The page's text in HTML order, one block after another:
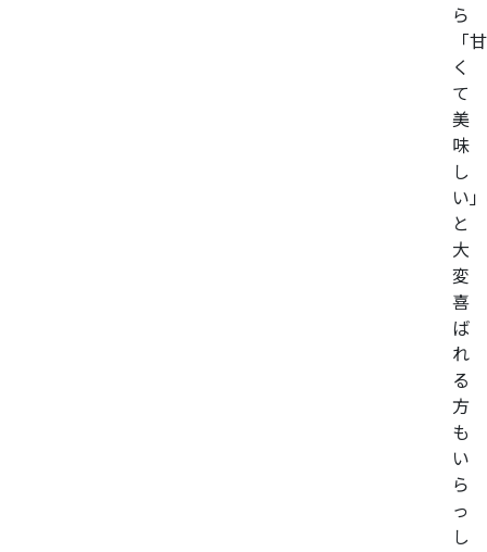
ら
「甘
く
て
美
味
し
い」
と
大
変
喜
ば
れ
る
方
も
い
ら
っ
し